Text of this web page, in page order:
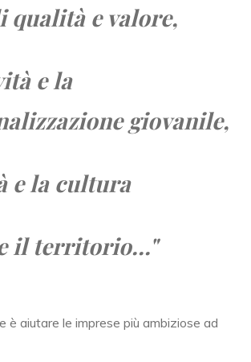
qualità e valore,
e la
giovanile,
ela cultura
il territorio..."
è aiutare le imprese più ambiziose ad